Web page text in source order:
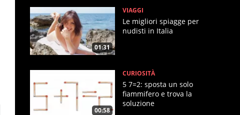
01:31
VIAGGI
Le migliori spiagge per
nudisti in Italia
00:58
CURIOSITÀ
5 7=2: sposta un solo
fiammifero e trova la
soluzione